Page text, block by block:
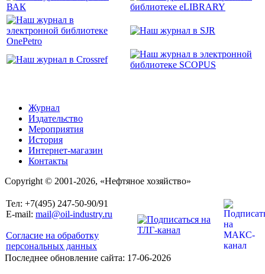
Журнал
Издательство
Мероприятия
История
Интернет-магазин
Контакты
Copyright © 2001-2026, «Нефтяное хозяйство»
Тел: +7(495) 247-50-90/91
E-mail: mail@oil-industry.ru
Согласие на обработку
персональных данных
Последнее обновление сайта: 17-06-2026